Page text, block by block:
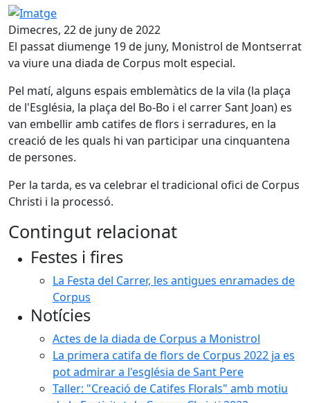
Imatge
Dimecres, 22 de juny de 2022
El passat diumenge 19 de juny, Monistrol de Montserrat
va viure una diada de Corpus molt especial.
Pel matí, alguns espais emblemàtics de la vila (la plaça
de l'Església, la plaça del Bo-Bo i el carrer Sant Joan) es
van embellir amb catifes de flors i serradures, en la
creació de les quals hi van participar una cinquantena
de persones.
Per la tarda, es va celebrar el tradicional ofici de Corpus
Christi i la processó.
Contingut relacionat
Festes i fires
La Festa del Carrer, les antigues enramades de
Corpus
Notícies
Actes de la diada de Corpus a Monistrol
La primera catifa de flors de Corpus 2022 ja es
pot admirar a l'església de Sant Pere
Taller: "Creació de Catifes Florals" amb motiu